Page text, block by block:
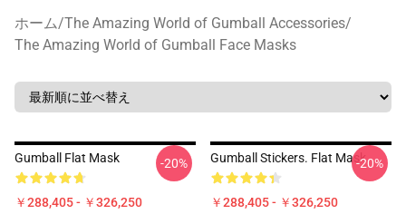
ホーム/The Amazing World of Gumball Accessories/
The Amazing World of Gumball Face Masks
Gumball Flat Mask
￥288,405 - ￥326,250
-20% Gumball Stickers. Flat Mask
￥288,405 - ￥326,250
-20%